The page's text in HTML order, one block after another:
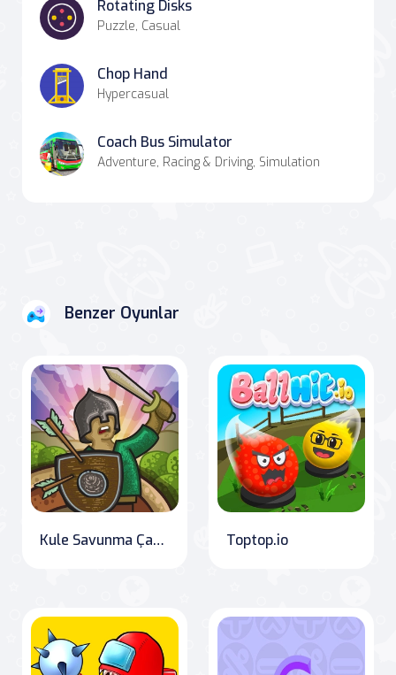
Rotating Disks
Puzzle, Casual
Chop Hand
Hypercasual
Coach Bus Simulator
Adventure, Racing & Driving, Simulation
Benzer Oyunlar
Kule Savunma Çatışması Toptop.io